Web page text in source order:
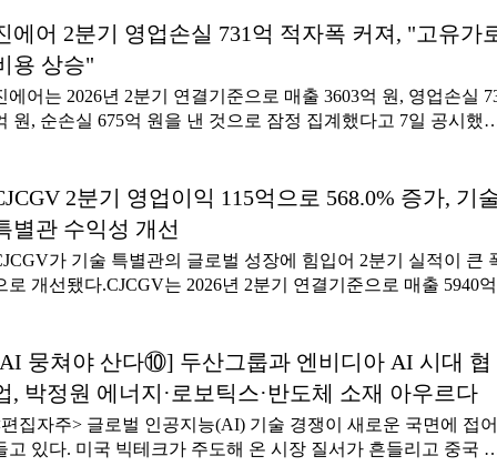
각 14.8%, 89.3% 늘어난 수치다.롯데에너지머티리얼즈는 2분기
출 1942억 원, 영업손실 169억 원을 기록하며 직전 분기보다 매출
21.5% 증가했지만 영업손실 폭은 확대되는 모습을 보였다.롯데
미칼은 3분기에도 대외 불확실성이 이어지는 가운데 기초화학과
단소재 사업에서 글로벌 수요 회복 지연과 원료가격 변동
회는 7일 발표한 '연구개발직 주 52시간제 특례에 대한 입장문'
해 '연구개발직에 일률적이고 경직적인 주 52시간제를 적용하는
은 우리나라 반도체 산업의 기술 경쟁력을 저해하는 요인이 될
다'고 말했다.이어 '연구개발(R&D) 성과는 단순히 회사에 머무
대적 시간과 비례하지 않는다'며 '긴 호흡으로 지속 연구해야 하
붙였다.특히 유연한 근로 시스템이 실질적 효과를 거두기 위해
평가 및 보상체계의 개혁이 병행되어야 한다고 강조했다.관리자
단순 '근무시간'이 아닌 '성과'를 기준으로 평가해야 하며, 성과
평가가
에어 2분기 영업손실 731억 적자폭 커져, "고유가
용 상승"
에어는 2026년 2분기 연결기준으로 매출 3603억 원, 영업손실
원, 순손실 675억 원을 낸 것으로 잠정 집계했다고 7일 공시했
계한 진에어의 2분기 실적 기대치(컨센서스)는 매출 3453억 원,
손실 655억 원, 순손실 545억 원이었다. 매출은 기대치를 뛰어넘
나, 영업손실과 순손실은 컨센서스를 밑돌았다.회사의 2분기 국
탑승객 수는 총 163만9517명으로 지난해 같은 기간(168만3095
다 2.6% 감소했다.회사 측은 "2분기 매출 성장세는 지속됐으나
선호 지역 중심으로 노선 다변화와 고효율 신규 기재 도입을 통
익성을 개선해 나갈 것"이라고 말했다.최재원 기자
2분기 영업이익 115억으로 568.0% 증가, 기
별관 수익성 개선
가 기술 특별관의 글로벌 성장에 힘입어 2분기 실적이 큰
로 개선됐다.CJCGV는 2026년 2분기 연결기준으로 매출 5940억
226억 원으로 지난해 2분기와 비교해 흑자로 돌아섰다.자회사
디플렉스(4DPLEX)는 매출 469억 원, 영업이익 83억 원을 거뒀
난해 2분기와 비교해 매출은 56%, 영업이익은 260% 증가했다.실
성장은 스크린X와 4DX 등 기술 특별관 확산과 '슈퍼 마리오 갤
', '토이 스토리5' 등 영화의 글로벌 흥행이 견인했다. 특히 북미
뭉쳐야 산다⑩] 두산그룹과 엔비디아 AI 시대 협
, 박정원 에너지·로보틱스·반도체 소재 아우르다
> 글로벌 인공지능(AI) 기술 경쟁이 새로운 국면에 접어
고 있다. 미국 빅테크가 주도해 온 시장 질서가 흔들리고 중국